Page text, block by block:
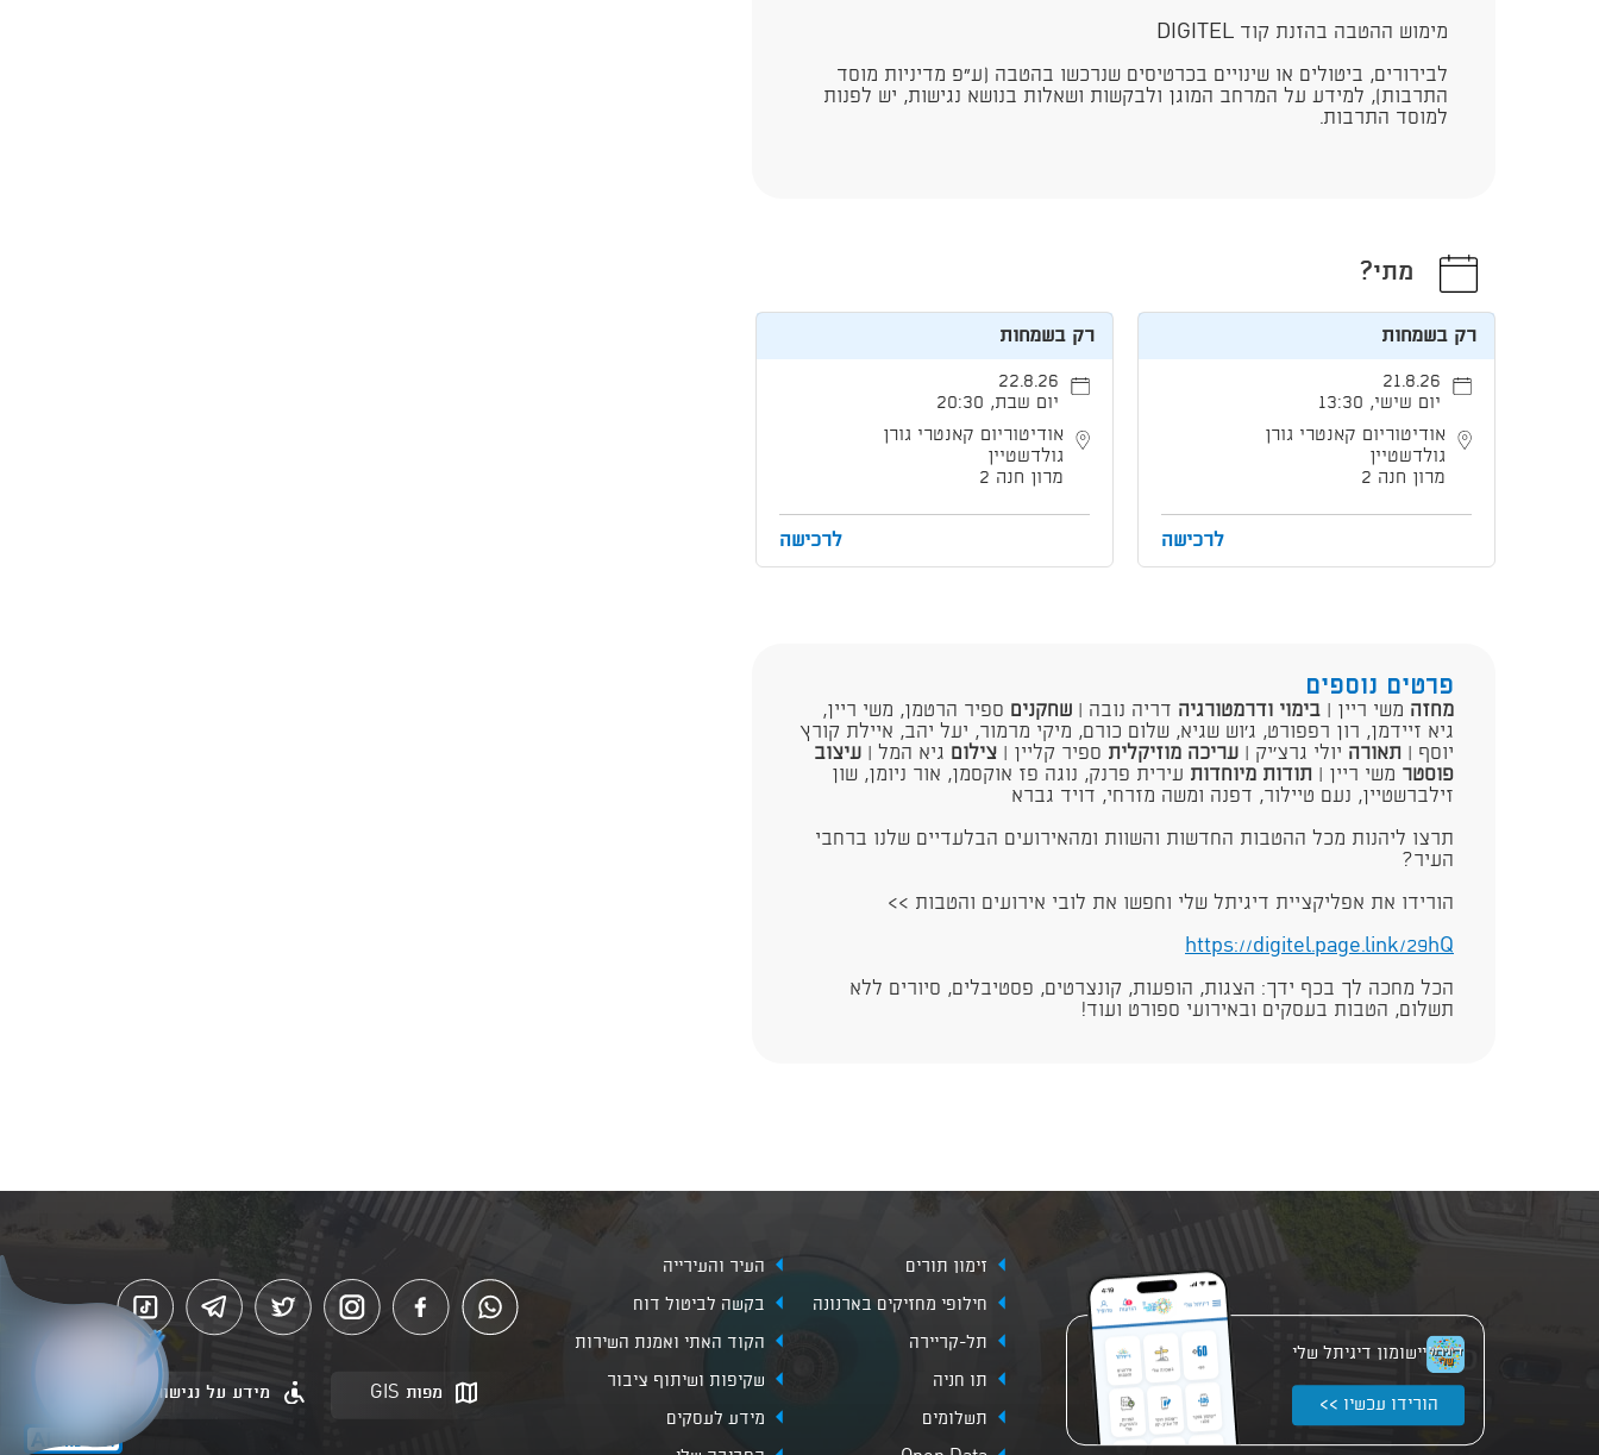
מימוש ההטבה בהזנת קוד DIGITEL​
לבירורים, ביטולים או שינויים בכרטיסים שנרכשו בהטבה (ע"פ מדיניות מוסד
התרבות), למידע על המרחב המוגן ולבקשות ושאלות בנושא נגישות, יש לפנות
למוסד התרבות.​
מתי?
רק בשמחות
21.8.26
יום שישי, 13:30
אודיטוריום קאנטרי גורן
גולדשטיין
מרון חנה 2
לרכישה
רק בשמחות
22.8.26
יום שבת, 20:30
אודיטוריום קאנטרי גורן
גולדשטיין
מרון חנה 2
לרכישה
פרטים נוספים
מחזה משי ריין | בימוי ודרמטורגיה דריה נובה | שחקנים ספיר הרטמן, משי ריין,
גיא זיידמן, רון רפפורט, ג'וש שגיא, שלום כורם, מיקי מרמור, יעל יהב, איילת קורץ
יוסף | תאורה יולי גרצ'יק | עריכה מוזיקלית ספיר קליין | צילום גיא המל | עיצוב
פוסטר משי ריין | תודות מיוחדות עירית פרנק, נוגה פז אוקסמן, אור ניומן, שון
זילברשטיין, נעם טיילור, דפנה ומשה מזרחי, דויד גברא
​תרצו ליהנות מכל ההטבות החדשות והשוות ומהאירועים הבלעדיים שלנו ברחבי
העיר?
הורידו את אפליקציית דיגיתל שלי וחפשו את לובי אירועים והטבות >>
https://digitel.page.link/29hQ​
הכל מחכה לך בכף ידך: הצגות, הופעות, קונצרטים, פסטיבלים, סיורים ללא
תשלום, הטבות בעסקים ובאירועי ספורט ועוד!​
יישומון דיגיתל שלי
הורידו עכשיו >>
זימון תורים
העיר והעירייה
חילופי מחזיקים בארנונה
בקשה לביטול דוח
תל-קריירה
הקוד האתי ואמנת השירות
תו חניה
שקיפות ושיתוף ציבור
תשלומים
מידע לעסקים
מפות GIS מידע על נגישות